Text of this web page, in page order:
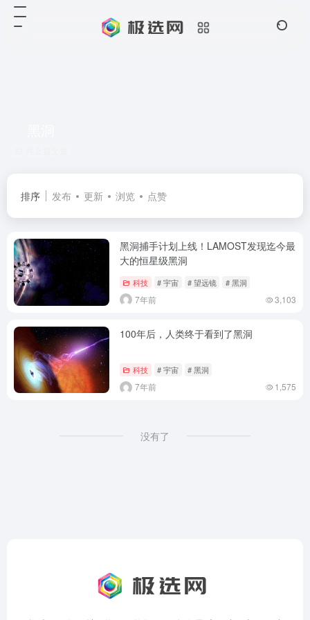
排序 发布 更新 浏览 点赞
黑洞捕手计划上线！LAMOST发现迄今最
大的恒星级黑洞
科技 # 宇宙 # 望远镜 # 黑洞
7年前 3,103
100年后，人类终于看到了黑洞
科技 # 宇宙 # 黑洞
7年前 1,575
没有了